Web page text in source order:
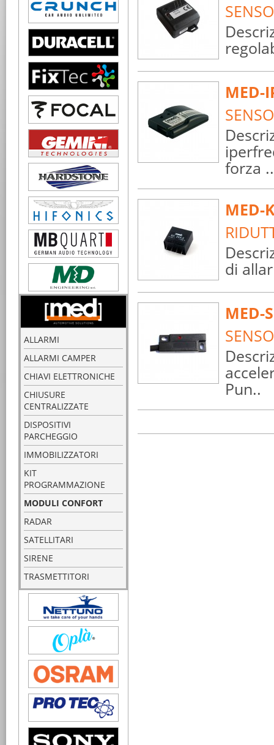
ALLARMI
ALLARMI CAMPER
CHIAVI ELETTRONICHE
CHIUSURE
CENTRALIZZATE
DISPOSITIVI
PARCHEGGIO
IMMOBILIZZATORI
KIT
PROGRAMMAZIONE
MODULI CONFORT
RADAR
SATELLITARI
SIRENE
TRASMETTITORI
MED-
forza ..
MED-
di
MED-
Pun..